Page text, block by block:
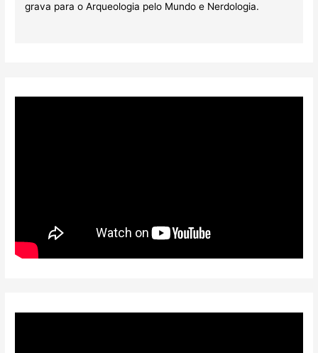
grava para o Arqueologia pelo Mundo e Nerdologia.